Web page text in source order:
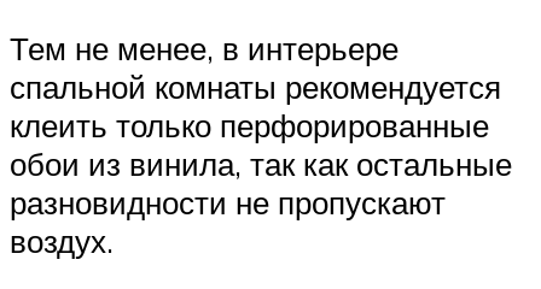
Тем не менее, в интерьере
спальной комнаты рекомендуется
клеить только перфорированные
обои из винила, так как остальные
разновидности не пропускают
воздух.